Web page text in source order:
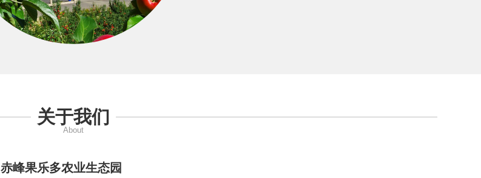
关于我们
About
赤峰果乐多农业生态园